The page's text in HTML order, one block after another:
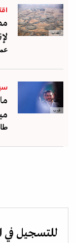
أ.ف.ب
ف ب
للتسجيل في